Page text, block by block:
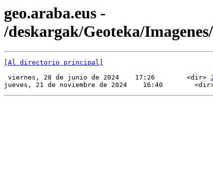
geo.araba.eus -
/deskargak/Geoteka/
[Al directorio principal]
viernes, 28 de junio de 2024    17:26        <dir>
jueves, 21 de noviembre de 2024    16:40